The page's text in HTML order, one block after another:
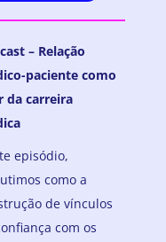
– Relação
paciente como
da carreira
episódio,
como a
de vínculos
com os